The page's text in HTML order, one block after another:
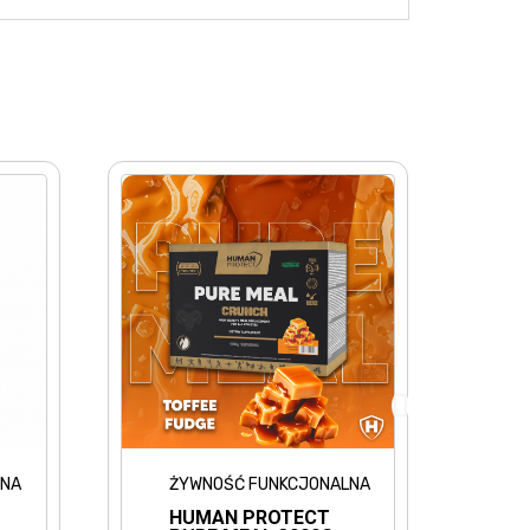
FUNKCJONALNA
PROTECT
ŻYWNOŚĆ FUNKCJONALNA
HUMAN PROTECT